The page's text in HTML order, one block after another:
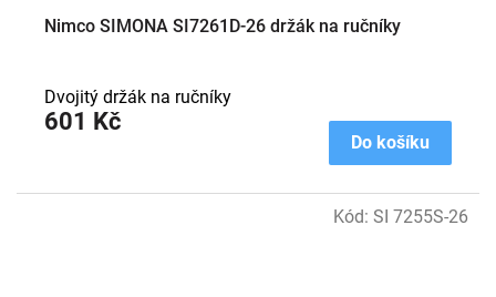
Nimco SIMONA SI7261D-26 držák na ručníky
601 Kč
Do košíku
Dvojitý držák na ručníky
Kód: SI 7255S-26